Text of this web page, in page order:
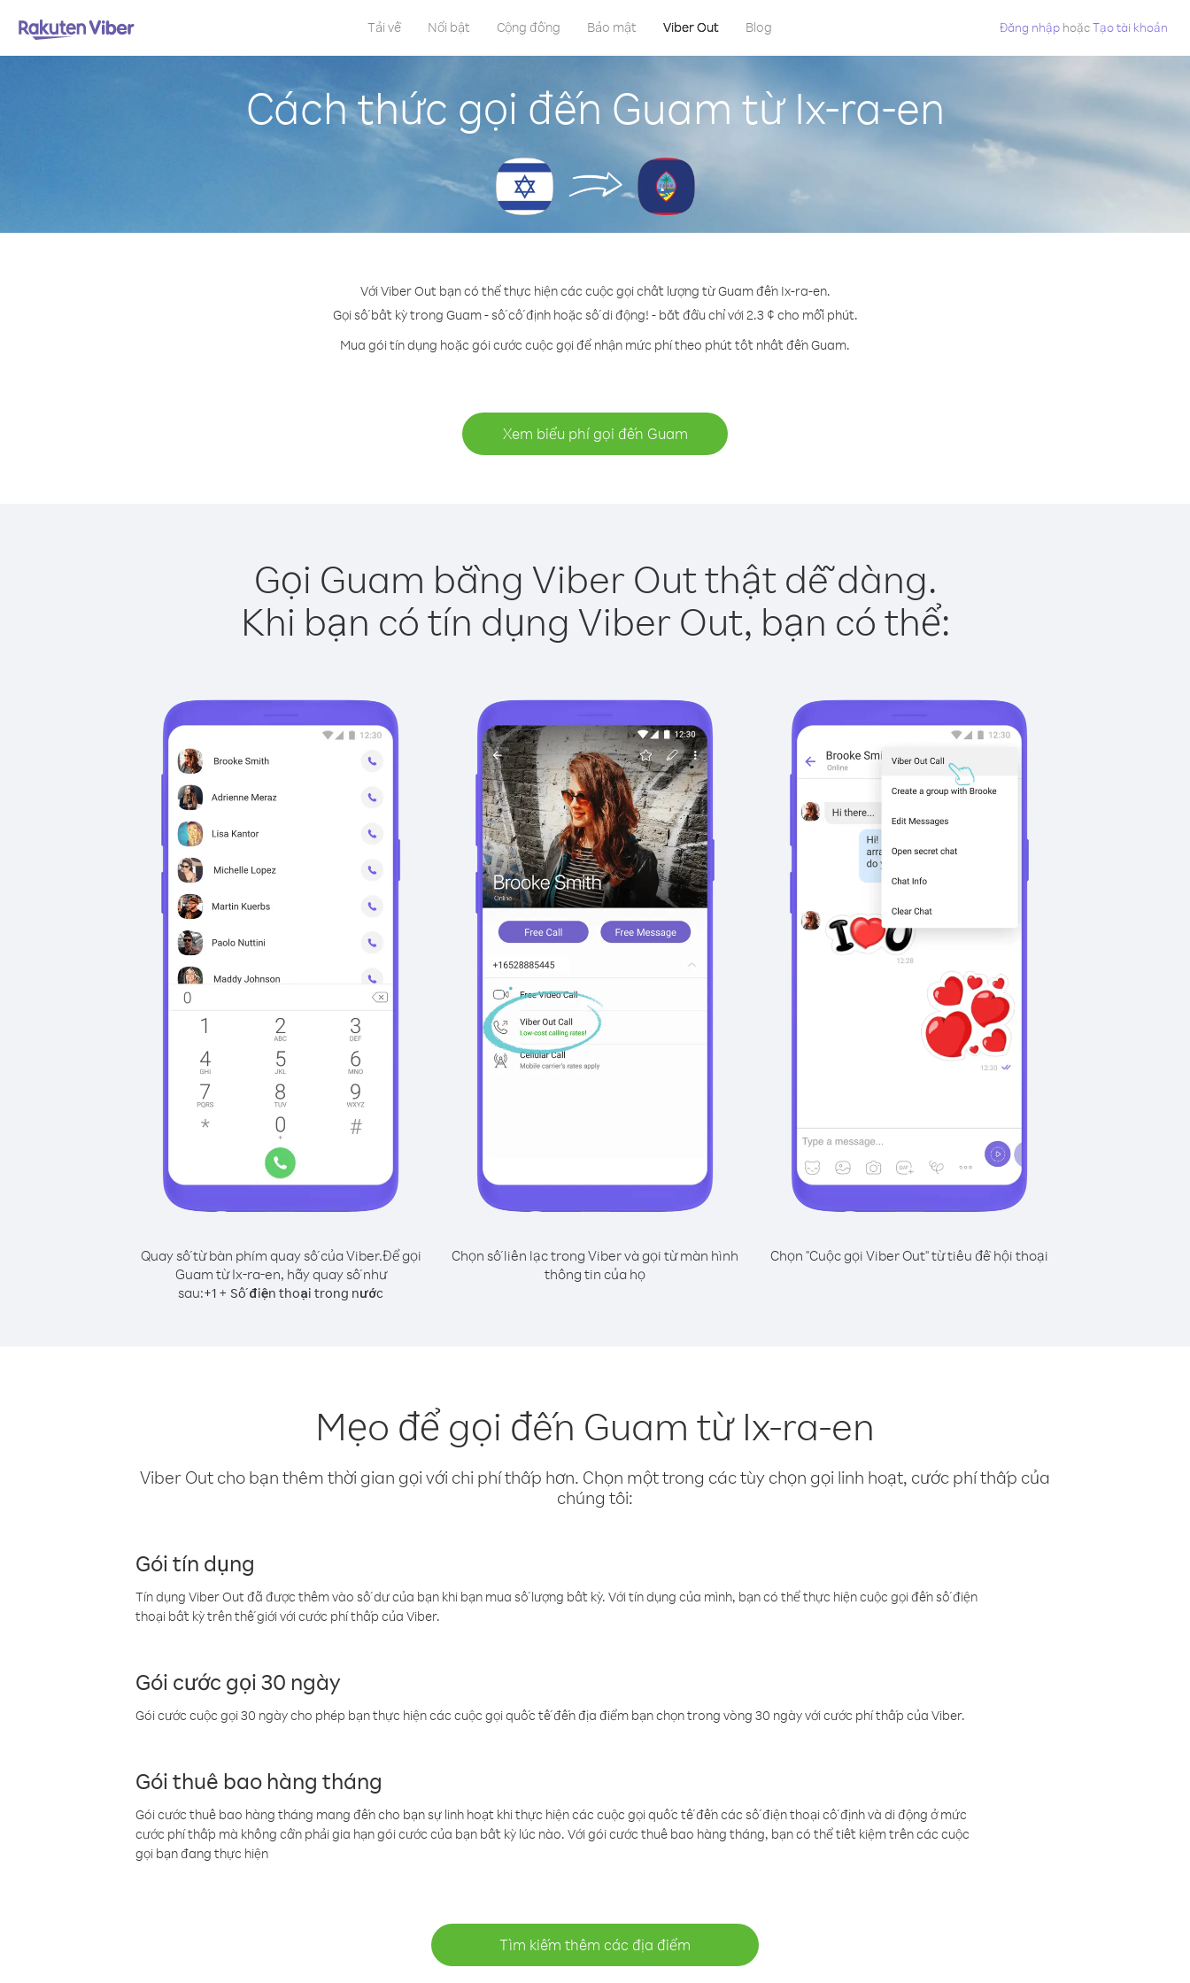
Tải về Nổi bật Cộng đồng Bảo mật Viber Out Blog Đăng nhập hoặcTạo tài khoản
Cách thức gọi đến Guam từ Ix-ra-en
Với Viber Out bạn có thể thực hiện các cuộc gọi chất lượng từ Guam đến Ix-ra-en.
Gọi số bất kỳ trong Guam - số cố định hoặc số di động! - bắt đầu chỉ với 2.3 ¢ cho mỗi phút.
Mua gói tín dụng hoặc gói cước cuộc gọi để nhận mức phí theo phút tốt nhất đến Guam.
Xem biểu phí gọi đến Guam
Gọi Guam bằng Viber Out thật dễ dàng.
Khi bạn có tín dụng Viber Out, bạn có thể:
Quay số từ bàn phím quay số của Viber.Để gọi
Guam từ Ix-ra-en, hãy quay số như
sau:+1 + Số điện thoại trong nước
Chọn số liên lạc trong Viber và gọi từ màn hình
thông tin của họ
Chọn "Cuộc gọi Viber Out" từ tiêu đề hội thoại
Mẹo để gọi đến Guam từ Ix-ra-en
Viber Out cho bạn thêm thời gian gọi với chi phí thấp hơn. Chọn một trong các tùy chọn gọi linh hoạt, cước phí thấp của
chúng tôi:
Gói tín dụng
Tín dụng Viber Out đã được thêm vào số dư của bạn khi bạn mua số lượng bất kỳ. Với tín dụng của mình, bạn có thể thực hiện cuộc gọi đến số điện
thoại bất kỳ trên thế giới với cước phí thấp của Viber.
Gói cước gọi 30 ngày
Gói cước cuộc gọi 30 ngày cho phép bạn thực hiện các cuộc gọi quốc tế đến địa điểm bạn chọn trong vòng 30 ngày với cước phí thấp của Viber.
Gói thuê bao hàng tháng
Gói cước thuê bao hàng tháng mang đến cho bạn sự linh hoạt khi thực hiện các cuộc gọi quốc tế đến các số điện thoại cố định và di động ở mức
cước phí thấp mà không cần phải gia hạn gói cước của bạn bất kỳ lúc nào. Với gói cước thuê bao hàng tháng, bạn có thể tiết kiệm trên các cuộc
gọi bạn đang thực hiện
Tìm kiếm thêm các địa điểm